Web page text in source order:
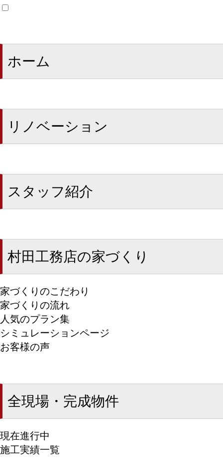
ホーム
リノベーション
スタッフ紹介
村田工務店の家づくり
家づくりのこだわり
家づくりの流れ
人気のプラン集
シミュレーションページ
お客様の声
全現場・完成物件
現在進行中
施工実績一覧